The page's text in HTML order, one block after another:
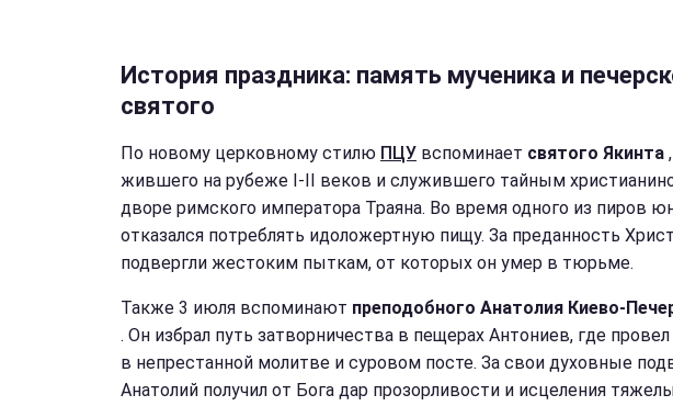
История праздника: память мученика и
святого
По новому церковному стилю ПЦУ вспоминает святого Якинта ,
жившего на рубеже I-II веков и служившего тайным
дворе римского императора Траяна. Во время одного из пиров
отказался потреблять идоложертную пищу. За преданность
подвергли жестоким пыткам, от которых он умер в тюрьме.
Также 3 июля вспоминают преподобного Анатолия Киево-
. Он избрал путь затворничества в пещерах Антониев, где
в непрестанной молитве и суровом посте. За свои духовные
Анатолий получил от Бога дар прозорливости и исцеления